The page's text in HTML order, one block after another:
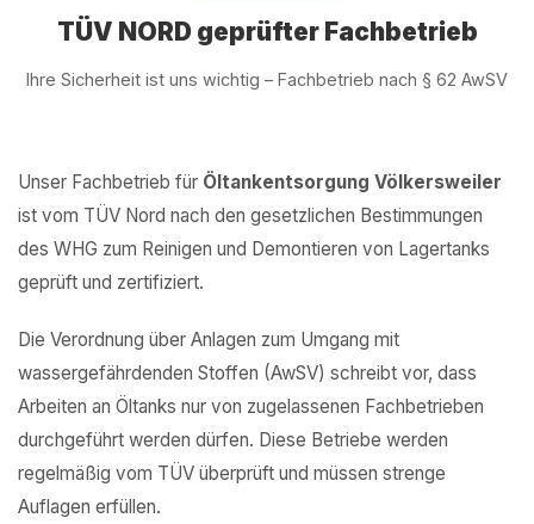
TÜV NORD geprüfter Fachbetrieb
Ihre Sicherheit ist uns wichtig – Fachbetrieb nach § 62 AwSV
Unser Fachbetrieb für Öltankentsorgung Völkersweiler
ist vom TÜV Nord nach den gesetzlichen Bestimmungen
des WHG zum Reinigen und Demontieren von Lagertanks
geprüft und zertifiziert.
Die Verordnung über Anlagen zum Umgang mit
wassergefährdenden Stoffen (AwSV) schreibt vor, dass
Arbeiten an Öltanks nur von zugelassenen Fachbetrieben
durchgeführt werden dürfen. Diese Betriebe werden
regelmäßig vom TÜV überprüft und müssen strenge
Auflagen erfüllen.